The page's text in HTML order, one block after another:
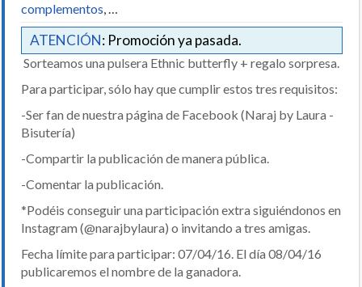
complementos, …
ATENCIÓN: Promoción ya pasada.
Sorteamos una pulsera Ethnic butterfly + regalo sorpresa.
Para participar, sólo hay que cumplir estos tres requisitos:
-Ser fan de nuestra página de Facebook (Naraj by Laura -
Bisutería)
-Compartir la publicación de manera pública.
-Comentar la publicación.
*Podéis conseguir una participación extra siguiéndonos en
Instagram (@narajbylaura) o invitando a tres amigas.
Fecha límite para participar: 07/04/16. El día 08/04/16
publicaremos el nombre de la ganadora.